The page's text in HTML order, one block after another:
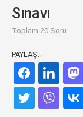
Sınavı
Toplam 20 Soru
PAYLAŞ: